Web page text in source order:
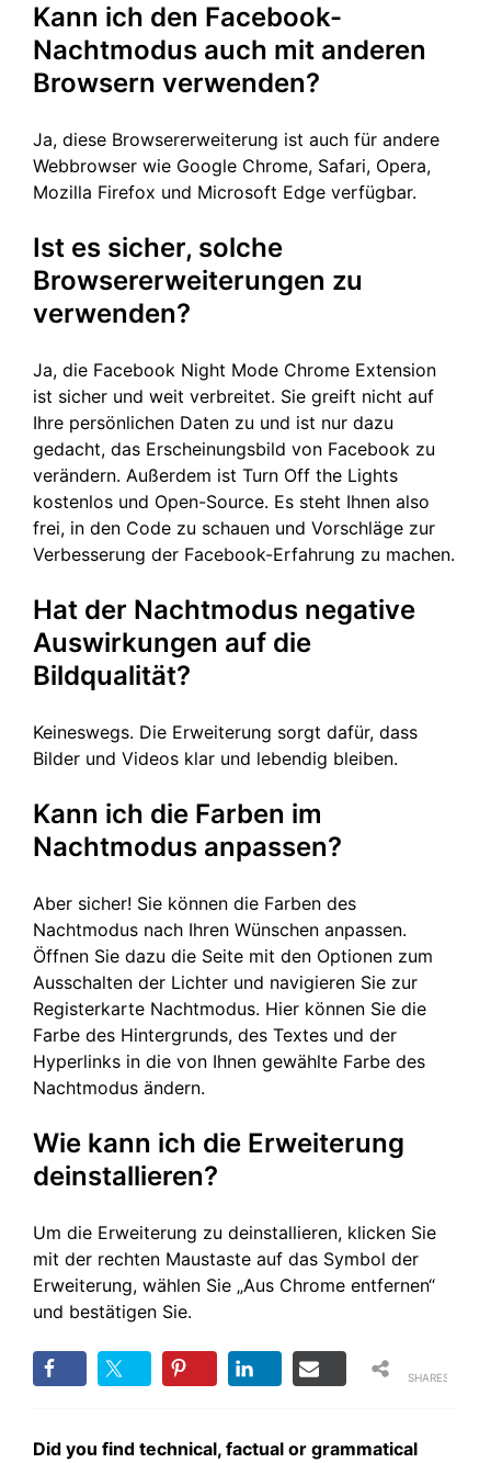
Kann ich den Facebook-
Nachtmodus auch mit anderen
Browsern verwenden?
Ja, diese Browsererweiterung ist auch für andere
Webbrowser wie Google Chrome, Safari, Opera,
Mozilla Firefox und Microsoft Edge verfügbar.
Ist es sicher, solche
Browsererweiterungen zu
verwenden?
Ja, die Facebook Night Mode Chrome Extension
ist sicher und weit verbreitet. Sie greift nicht auf
Ihre persönlichen Daten zu und ist nur dazu
gedacht, das Erscheinungsbild von Facebook zu
verändern. Außerdem ist Turn Off the Lights
kostenlos und Open-Source. Es steht Ihnen also
frei, in den Code zu schauen und Vorschläge zur
Verbesserung der Facebook-Erfahrung zu machen.
Hat der Nachtmodus negative
Auswirkungen auf die
Bildqualität?
Keineswegs. Die Erweiterung sorgt dafür, dass
Bilder und Videos klar und lebendig bleiben.
Kann ich die Farben im
Nachtmodus anpassen?
Aber sicher! Sie können die Farben des
Nachtmodus nach Ihren Wünschen anpassen.
Öffnen Sie dazu die Seite mit den Optionen zum
Ausschalten der Lichter und navigieren Sie zur
Registerkarte Nachtmodus. Hier können Sie die
Farbe des Hintergrunds, des Textes und der
Hyperlinks in die von Ihnen gewählte Farbe des
Nachtmodus ändern.
Wie kann ich die Erweiterung
deinstallieren?
Um die Erweiterung zu deinstallieren, klicken Sie
mit der rechten Maustaste auf das Symbol der
Erweiterung, wählen Sie „Aus Chrome entfernen“
und bestätigen Sie.
SHARES
Did you find technical, factual or grammatical